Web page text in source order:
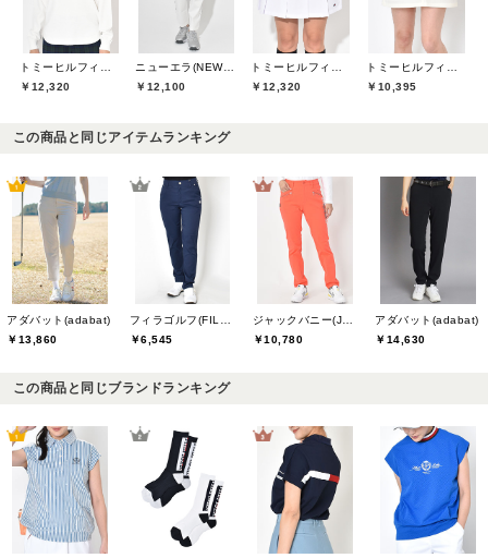
￥12,320
ニューエラ(NEW ERA)
￥12,100
￥12,320
￥10,395
この商品と同じアイテムランキング
アダバット(adabat)
￥13,860
￥6,545
￥10,780
アダバット(adabat)
￥14,630
この商品と同じブランドランキング